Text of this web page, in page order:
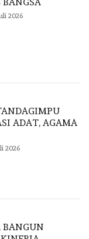
2026
ADAT, AGAMA
2026